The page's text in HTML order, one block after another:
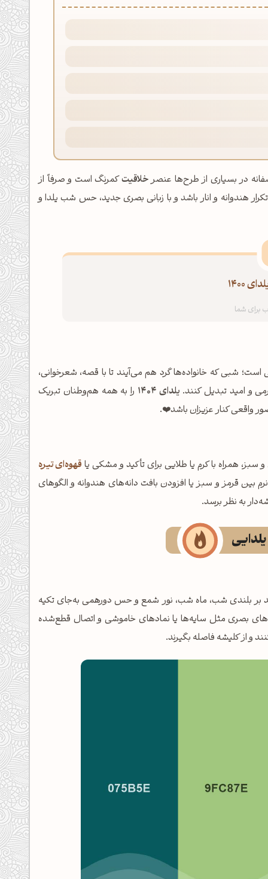
در بسیاری از طرح‌ها عنصرخلاقیتکمرنگ است و صرفاً از
هندوانه و انار باشد و با زبانی بصری جدید، حس شب یلدا و
1400
شبی که خانواده‌ها گرد هم می‌آیند تا با قصه، شعرخوانی،
و امید تبدیل کنند. یلدای ۱۴۰۴
را به همه هم‌وطنان تبریک
واقعی کنار عزیزان باشد❤️.
همراه با کرم یا طلایی برای تأکید و مشکی یاقهوه‌ای تیره
بین قرمز و سبز یا افزودن بافت دانه‌های هندوانه و الگوهای
به نظر برسد.
بر بلندی شب، ماه شب، نور شمع و حس دورهمی به‌جای تکیه
بصری مثل سایه‌ها یا نمادهای خاموشی و اتصال قطع‌شده
و از کلیشه فاصله بگیرند.